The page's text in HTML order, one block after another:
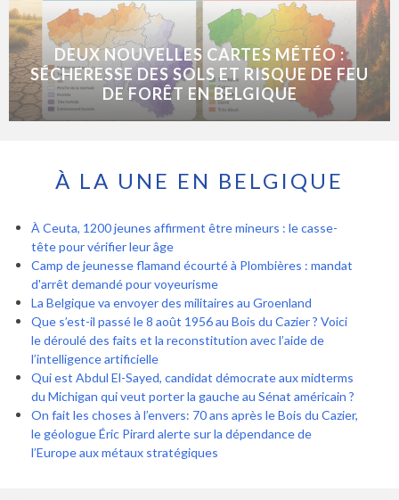
DEUX NOUVELLES CARTES MÉTÉO :
SÉCHERESSE DES SOLS ET RISQUE DE FEU
DE FORÊT EN BELGIQUE
À LA UNE EN BELGIQUE
À Ceuta, 1200 jeunes affirment être mineurs : le casse-
tête pour vérifier leur âge
Camp de jeunesse flamand écourté à Plombières : mandat
d'arrêt demandé pour voyeurisme
La Belgique va envoyer des militaires au Groenland
Que s’est-il passé le 8 août 1956 au Bois du Cazier ? Voici
le déroulé des faits et la reconstitution avec l’aide de
l’intelligence artificielle
Qui est Abdul El-Sayed, candidat démocrate aux midterms
du Michigan qui veut porter la gauche au Sénat américain ?
On fait les choses à l’envers: 70 ans après le Bois du Cazier,
le géologue Éric Pirard alerte sur la dépendance de
l’Europe aux métaux stratégiques